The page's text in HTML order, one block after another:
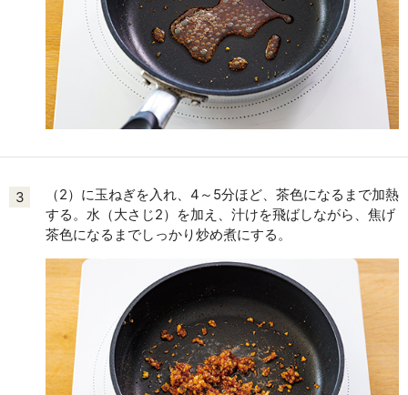
3
（2）に玉ねぎを入れ、4～5分ほど、茶色になるまで加熱
する。水（大さじ2）を加え、汁けを飛ばしながら、焦げ
茶色になるまでしっかり炒め煮にする。